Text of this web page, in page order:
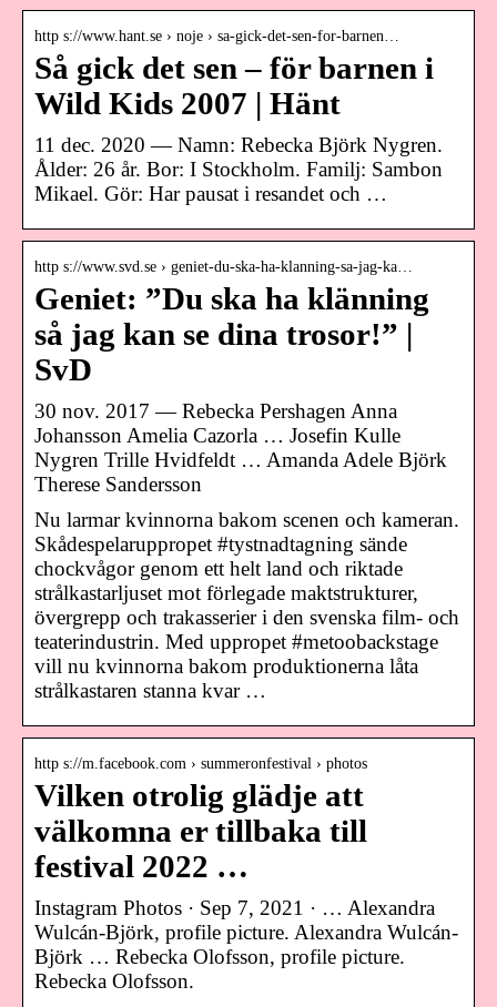
http s://www.hant.se › noje › sa-gick-det-sen-for-barnen…
Så gick det sen – för barnen i
Wild Kids 2007 | Hänt
11 dec. 2020 — Namn: Rebecka Björk Nygren.
Ålder: 26 år. Bor: I Stockholm. Familj: Sambon
Mikael. Gör: Har pausat i resandet och …
http s://www.svd.se › geniet-du-ska-ha-klanning-sa-jag-ka…
Geniet: ”Du ska ha klänning
så jag kan se dina trosor!” |
SvD
30 nov. 2017 — Rebecka Pershagen Anna
Johansson Amelia Cazorla … Josefin Kulle
Nygren Trille Hvidfeldt … Amanda Adele Björk
Therese Sandersson
Nu larmar kvinnorna bakom scenen och kameran.
Skådespelaruppropet #tystnadtagning sände
chockvågor genom ett helt land och riktade
strålkastarljuset mot förlegade maktstrukturer,
övergrepp och trakasserier i den svenska film- och
teaterindustrin. Med uppropet #metoobackstage
vill nu kvinnorna bakom produktionerna låta
strålkastaren stanna kvar …
http s://m.facebook.com › summeronfestival › photos
Vilken otrolig glädje att
välkomna er tillbaka till
festival 2022 …
Instagram Photos · Sep 7, 2021 · … Alexandra
Wulcán-Björk, profile picture. Alexandra Wulcán-
Björk … Rebecka Olofsson, profile picture.
Rebecka Olofsson.